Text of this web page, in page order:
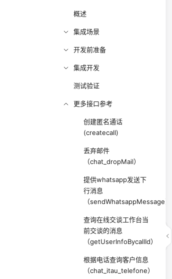
概述
集成场景
开发前准备
集成开发
测试验证
更多接口参考
创建匿名通话
(createcall)
丢弃邮件
（chat_dropMail）
提供whatsapp发送下
行消息
（sendWhatsappMessage）
查询在线交谈工作台当
前交谈的消息
（getUserInfoBycallId）
根据电话查询客户信息
（chat_itau_telefone）